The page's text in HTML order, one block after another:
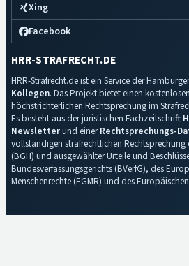
Xing
Facebook
HRR-STRAFRECHT.DE
HRR-Strafrecht.de ist ein Service der
Kollegen. Das Projekt bietet einen
höchstrichterlichen Rechtsprechung im
Es besteht aus der juristischen Fachzeitschrift
Newsletterund einerRechtsprechungs-
vollständigen strafrechtlichen Rechtsprechung
(BGH) und ausgewählter Urteile und
Bundesverfassungsgerichts (BVerfG), des
Menschenrechte (EGMR) und des